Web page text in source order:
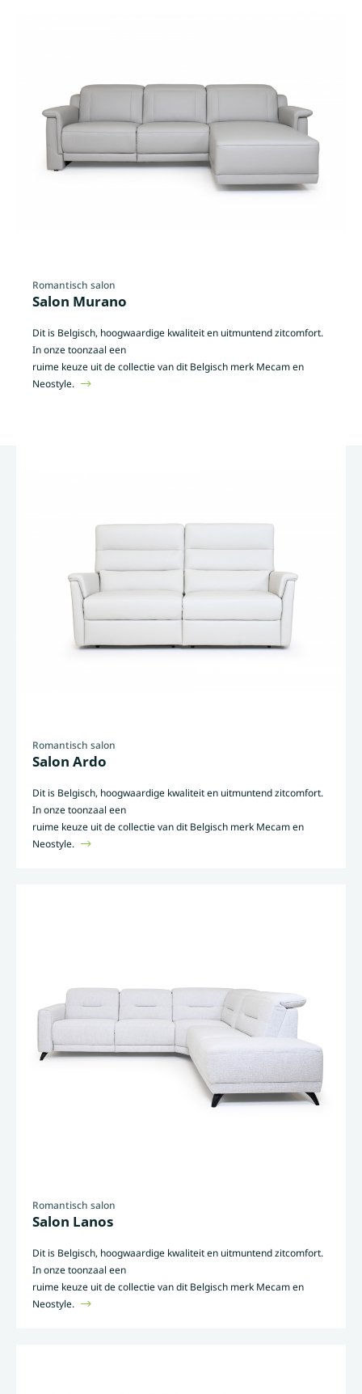
Romantisch salon
Salon Murano
Dit is Belgisch, hoogwaardige kwaliteit en uitmuntend zitcomfort.
In onze toonzaal een
ruime keuze uit de collectie van dit Belgisch merk Mecam en
Neostyle.
Romantisch salon
Salon Ardo
Dit is Belgisch, hoogwaardige kwaliteit en uitmuntend zitcomfort.
In onze toonzaal een
ruime keuze uit de collectie van dit Belgisch merk Mecam en
Neostyle.
Romantisch salon
Salon Lanos
Dit is Belgisch, hoogwaardige kwaliteit en uitmuntend zitcomfort.
In onze toonzaal een
ruime keuze uit de collectie van dit Belgisch merk Mecam en
Neostyle.